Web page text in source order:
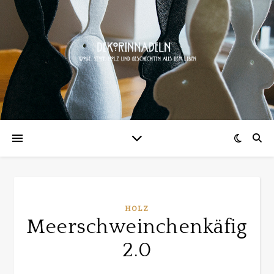
HOLZ
Meerschweinchenkäfig
2.0